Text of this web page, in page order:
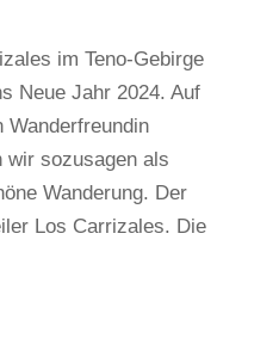
im Teno-Gebirge
Neue Jahr 2024. Auf
Wanderfreundin
wir sozusagen als
Wanderung. Der
Los Carrizales. Die